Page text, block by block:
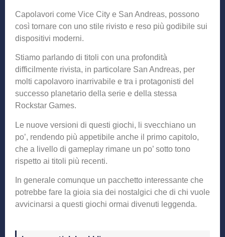
Capolavori come Vice City e San Andreas, possono
così tornare con uno stile rivisto e reso più godibile sui
dispositivi moderni.
Stiamo parlando di titoli con una profondità
difficilmente rivista, in particolare San Andreas, per
molti capolavoro inarrivabile e tra i protagonisti del
successo planetario della serie e della stessa
Rockstar Games.
Le nuove versioni di questi giochi, li svecchiano un
po’, rendendo più appetibile anche il primo capitolo,
che a livello di gameplay rimane un po’ sotto tono
rispetto ai titoli più recenti.
In generale comunque un pacchetto interessante che
potrebbe fare la gioia sia dei nostalgici che di chi vuole
avvicinarsi a questi giochi ormai divenuti leggenda.